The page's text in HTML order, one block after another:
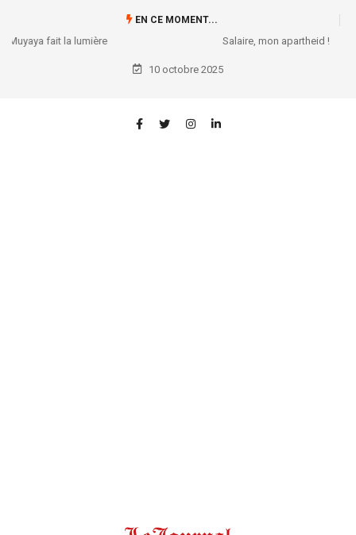
EN CE MOMENT...
Salaire, mon apartheid !
10 octobre 2025